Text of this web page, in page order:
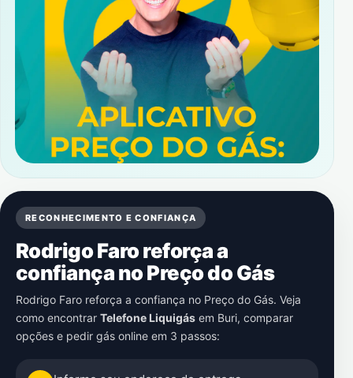
RECONHECIMENTO E CONFIANÇA
Rodrigo Faro reforça a
confiança no Preço do Gás
Rodrigo Faro reforça a confiança no Preço do Gás. Veja
como encontrar Telefone Liquigás em Buri, comparar
opções e pedir gás online em 3 passos: